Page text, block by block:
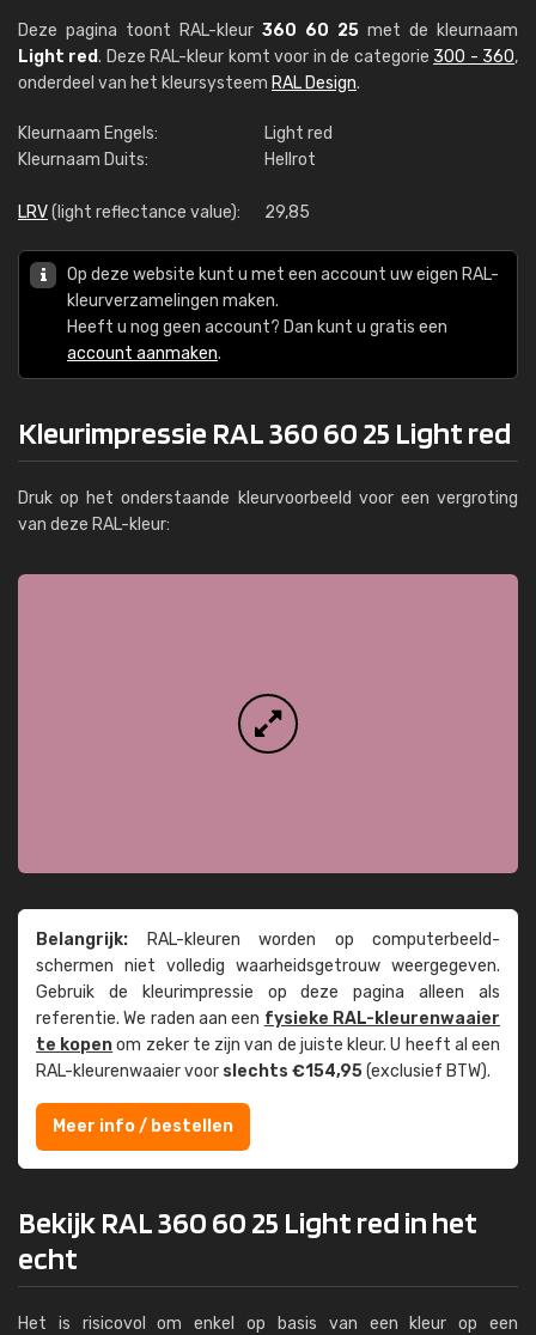
Deze pagina toont RAL-kleur 360 60 25 met de kleurnaam
Light red. Deze RAL-kleur komt voor in de categorie 300 - 360,
onderdeel van het kleursysteem RAL Design.
Kleurnaam Engels:
Light red
Kleurnaam Duits:
Hellrot
LRV(light reflectance value): 29,85
Op deze website kunt u met een account uw eigen RAL-
kleurverzamelingen maken.
Heeft u nog geen account? Dan kunt u gratis een
account aanmaken.
Kleurimpressie RAL 360 60 25 Light red
Druk op het onderstaande kleurvoorbeeld voor een vergroting
van deze RAL-kleur:
Belangrijk: RAL-kleuren worden op computer­beeld­
schermen niet volledig waarheids­­getrouw weer­gegeven.
Gebruik de kleur­impressie op deze pagina alleen als
referentie. We raden aan een fysieke RAL-kleuren­waaier
te kopenom zeker te zijn van de juiste kleur. U heeft al een
RAL-kleuren­waaier voor slechts €154,95(exclusief BTW).
Meer info / bestellen
Bekijk RAL 360 60 25 Light red in het
echt
Het is risicovol om enkel op basis van een kleur op een